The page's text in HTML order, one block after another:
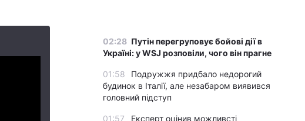
02:28 Путін перегруповує бойові дії в
Україні: у WSJ розповіли, чого він прагне
01:58
Подружжя придбало недорогий
будинок в Італії, але незабаром виявився
головний підступ
01:57
Експерт оцінив можливсті